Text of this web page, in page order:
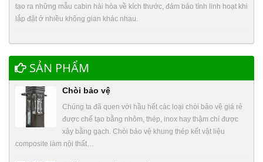
tạo ra những mẫu cabin hài hòa về kích thước, đảm bảo tính linh hoạt khi
lắp đặt ở nhiều không gian khác nhau.
SẢN PHẨM
Chòi bảo vệ
Chúng ta đã quen với hầu hết các loại chòi bảo vệ giá rẻ
được chế tạo bằng nhôm, thép, inox hay thậm chí được
xây bằng gạch. Chòi bảo vệ khung thép kết vật liệu
composite làm nội thất…